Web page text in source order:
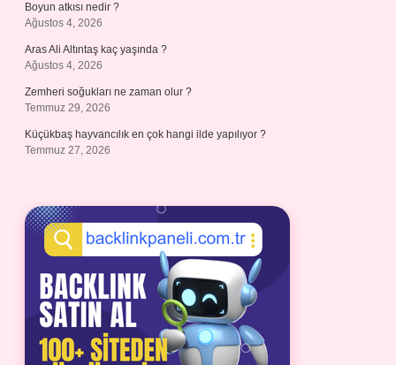
Boyun atkısı nedir ?
Ağustos 4, 2026
Aras Ali Altıntaş kaç yaşında ?
Ağustos 4, 2026
Zemheri soğukları ne zaman olur ?
Temmuz 29, 2026
Küçükbaş hayvancılık en çok hangi ilde yapılıyor ?
Temmuz 27, 2026